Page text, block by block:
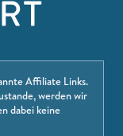
Affiliate Links.
werden wir
dabei keine